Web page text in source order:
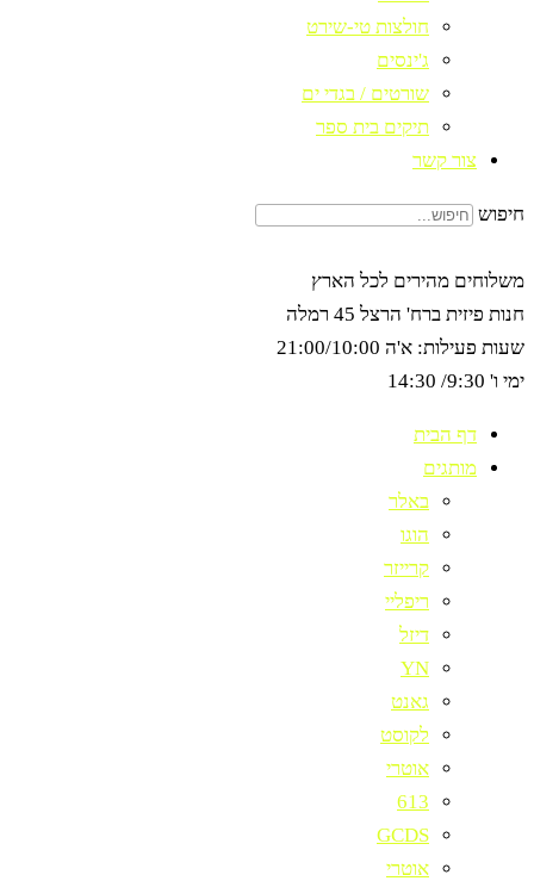
חולצות טי-שירט
ג'ינסים
שורטים / בגדי ים
תיקים בית ספר
צור קשר
חיפוש
משלוחים מהירים לכל הארץ
חנות פיזית ברח' הרצל 45 רמלה
שעות פעילות: א'ה 21:00/10:00
ימי ו' 9:30/ 14:30
דף הבית
מותגים
באלר
הוגו
קרייזר
ריפליי
דיזל
YN
גאנט
לקוסט
אוטרי
613
GCDS
אוטרי